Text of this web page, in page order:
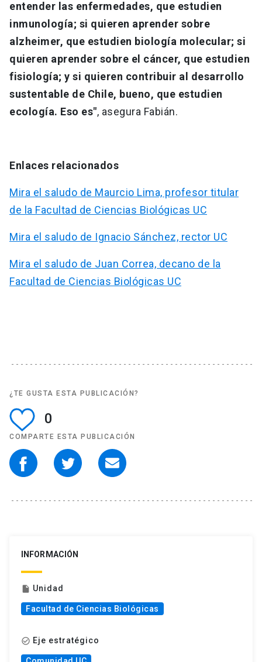
entender las enfermedades, que estudien
inmunología; si quieren aprender sobre
alzheimer, que estudien biología molecular; si
quieren aprender sobre el cáncer, que estudien
fisiología; y si quieren contribuir al desarrollo
sustentable de Chile, bueno, que estudien
ecología. Eso es", asegura Fabián.
Enlaces relacionados
Mira el saludo de Maurcio Lima, profesor titular
de la Facultad de Ciencias Biológicas UC
Mira el saludo de Ignacio Sánchez, rector UC
Mira el saludo de Juan Correa, decano de la
Facultad de Ciencias Biológicas UC
¿TE GUSTA ESTA PUBLICACIÓN?
0
COMPARTE ESTA PUBLICACIÓN
INFORMACIÓN
insert_drive_file Unidad
Facultad de Ciencias Biológicas
check_circle_outline Eje estratégico